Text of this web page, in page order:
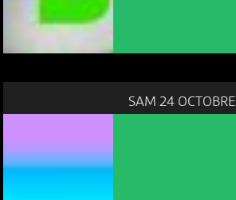
SAM 24 OCTOBRE